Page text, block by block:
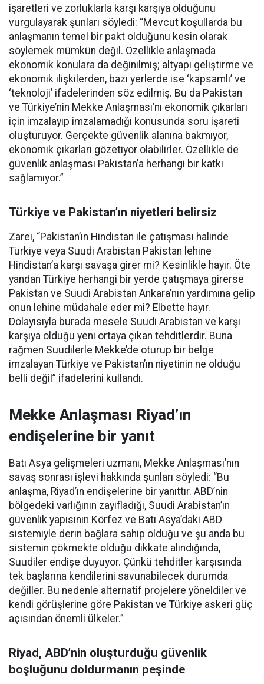
işaretleri ve zorluklarla karşı karşıya olduğunu
vurgulayarak şunları söyledi: “Mevcut koşullarda bu
anlaşmanın temel bir pakt olduğunu kesin olarak
söylemek mümkün değil. Özellikle anlaşmada
ekonomik konulara da değinilmiş; altyapı geliştirme ve
ekonomik ilişkilerden, bazı yerlerde ise ‘kapsamlı’ ve
‘teknoloji’ ifadelerinden söz edilmiş. Bu da Pakistan
ve Türkiye’nin Mekke Anlaşması’nı ekonomik çıkarları
için imzalayıp imzalamadığı konusunda soru işareti
oluşturuyor. Gerçekte güvenlik alanına bakmıyor,
ekonomik çıkarları gözetiyor olabilirler. Özellikle de
güvenlik anlaşması Pakistan’a herhangi bir katkı
sağlamıyor.”
Türkiye ve Pakistan’ın niyetleri belirsiz
Zarei, “Pakistan’ın Hindistan ile çatışması halinde
Türkiye veya Suudi Arabistan Pakistan lehine
Hindistan’a karşı savaşa girer mi? Kesinlikle hayır. Öte
yandan Türkiye herhangi bir yerde çatışmaya girerse
Pakistan ve Suudi Arabistan Ankara’nın yardımına gelip
onun lehine müdahale eder mi? Elbette hayır.
Dolayısıyla burada mesele Suudi Arabistan ve karşı
karşıya olduğu yeni ortaya çıkan tehditlerdir. Buna
rağmen Suudilerle Mekke’de oturup bir belge
imzalayan Türkiye ve Pakistan’ın niyetinin ne olduğu
belli değil” ifadelerini kullandı.
Mekke Anlaşması Riyad’ın
endişelerine bir yanıt
Batı Asya gelişmeleri uzmanı, Mekke Anlaşması’nın
savaş sonrası işlevi hakkında şunları söyledi: “Bu
anlaşma, Riyad’ın endişelerine bir yanıttır. ABD’nin
bölgedeki varlığının zayıfladığı, Suudi Arabistan’ın
güvenlik yapısının Körfez ve Batı Asya’daki ABD
sistemiyle derin bağlara sahip olduğu ve şu anda bu
sistemin çökmekte olduğu dikkate alındığında,
Suudiler endişe duyuyor. Çünkü tehditler karşısında
tek başlarına kendilerini savunabilecek durumda
değiller. Bu nedenle alternatif projelere yöneldiler ve
kendi görüşlerine göre Pakistan ve Türkiye askeri güç
açısından önemli ülkeler.”
Riyad, ABD’nin oluşturduğu güvenlik
boşluğunu doldurmanın peşinde